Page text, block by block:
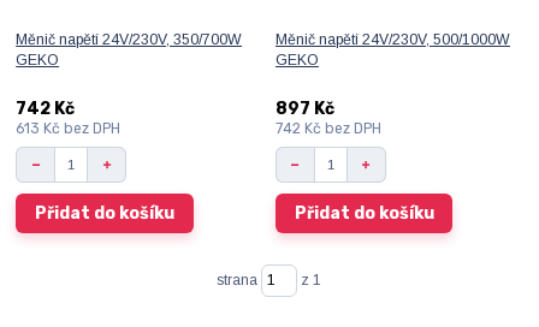
Měnič napětí 24V/230V, 350/700W
GEKO
742 Kč
613 Kč bez DPH
Přidat do košíku
Měnič napětí 24V/230V, 500/1000W
GEKO
897 Kč
742 Kč bez DPH
Přidat do košíku
strana z 1